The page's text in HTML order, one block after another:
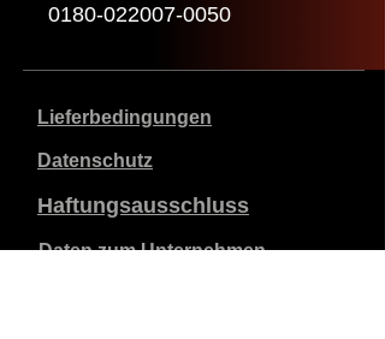
0180-022007-0050
Lieferbedingungen
Datenschutz
Haftungsausschluss
Daten zum Unternehmen